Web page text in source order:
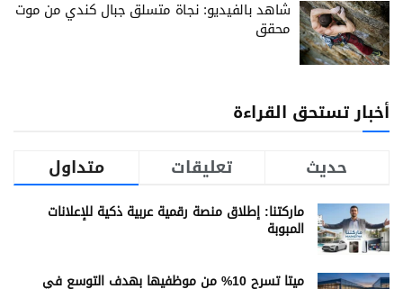
شاهد بالفيديو: نجاة متسلق جبال كندي من موت
محقق
أخبار تستحق القراءة
متداول
تعليقات حديث
ماركتنا: إطلاق منصة رقمية عربية ذكية للإعلانات
المبوبة
ميتا تسرح 10% من موظفيها بهدف التوسع في